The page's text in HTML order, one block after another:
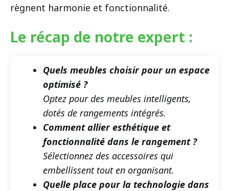
règnent harmonie et fonctionnalité.
Le récap de notre expert :
Quels meubles choisir pour un espace
optimisé ?
Optez pour des meubles intelligents,
dotés de rangements intégrés.
Comment allier esthétique et
fonctionnalité dans le rangement ?
Sélectionnez des accessoires qui
embellissent tout en organisant.
Quelle place pour la technologie dans